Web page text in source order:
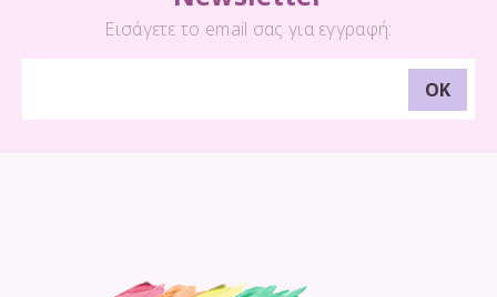
Εισάγετε το email σας για εγγραφή: